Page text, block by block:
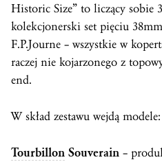
Historic Size” to liczący sobie
kolekcjonerski set pięciu
F.P.Journe – wszystkie w
raczej nie kojarzonego z
end.
W skład zestawu wejdą modele:
Tourbillon Souverain –